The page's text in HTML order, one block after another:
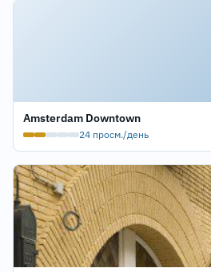
Amsterdam Downtown
24 просм./день